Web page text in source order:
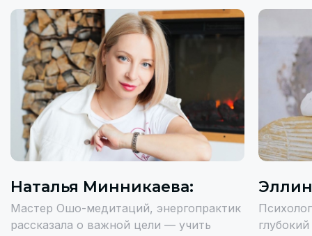
Наталья Минникаева:
Мастер Ошо-медитаций, энергопрактик
рассказала о важной цели — учить